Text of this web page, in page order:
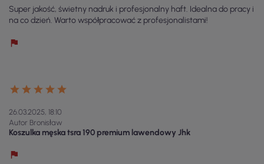
Super jakość, świetny nadruk i profesjonalny haft. Idealna do pracy i
na co dzień. Warto współpracować z profesjonalistami!
26.03.2025, 18:10
Autor Bronisław
Koszulka męska tsra 190 premium lawendowy Jhk